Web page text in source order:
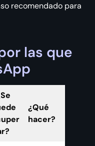
recomendado para
las que
¿Qué
hacer?